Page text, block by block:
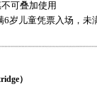
可叠加使用
岁儿童凭票入场，未
）